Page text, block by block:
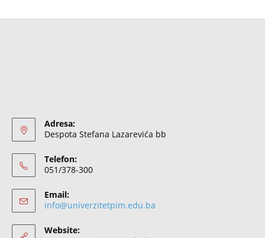
Adresa:
Despota Stefana Lazarevića bb
Telefon:
051/378-300
Email:
info@univerzitetpim.edu.ba
Website: